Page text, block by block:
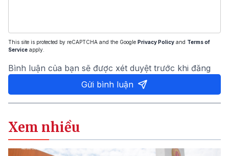
This site is protected by reCAPTCHA and the Google Privacy Policy and Terms of
Service apply.
Bình luận của bạn sẽ được xét duyệt trước khi đăng
Gửi bình luận
Xem nhiều